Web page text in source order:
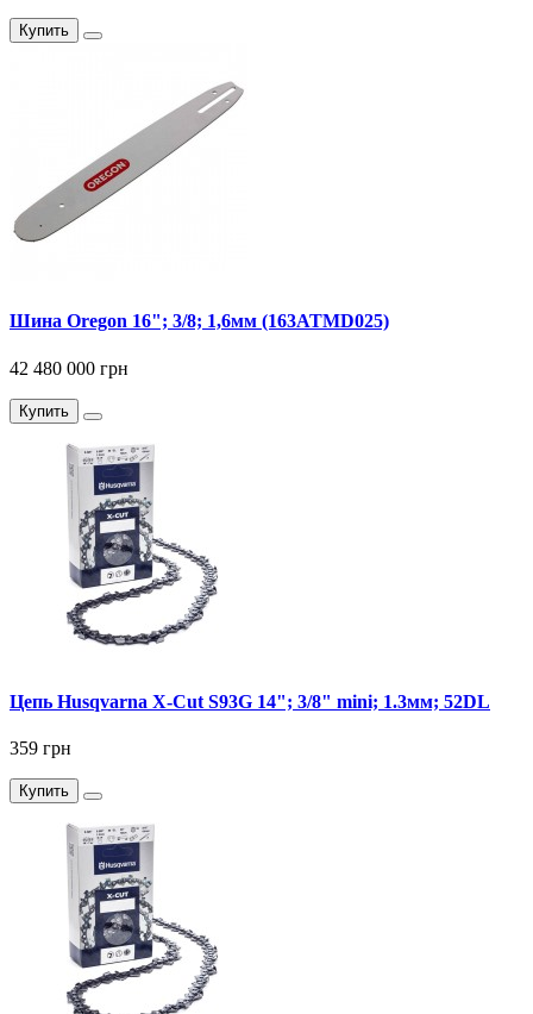
Купить
Шина Oregon 16"; 3/8; 1,6мм (163ATMD025)
42 480 000 грн
Купить
Цепь Husqvarna X-Cut S93G 14"; 3/8" mini; 1.3мм; 52DL
359 грн
Купить